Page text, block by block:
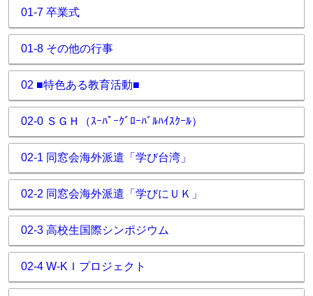
01-7 卒業式
01-8 その他の行事
02 ■特色ある教育活動■
02-0 ＳＧＨ（ｽｰﾊﾟｰｸﾞﾛｰﾊﾞﾙﾊｲｽｸｰﾙ）
02-1 同窓会海外派遣「学び台湾」
02-2 同窓会海外派遣「学びにＵＫ」
02-3 高校生国際シンポジウム
02-4 W-KＩプロジェクト